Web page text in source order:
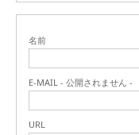
名前
E-MAIL - 公開されません -
URL